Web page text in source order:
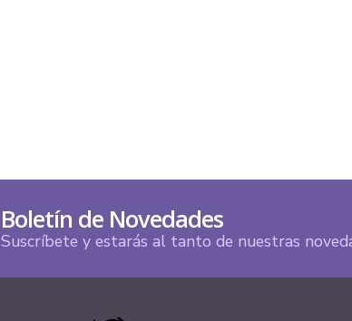
Boletín de Novedades
Suscríbete y estarás al tanto de nuestras